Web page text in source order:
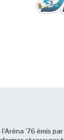
‘76 émis